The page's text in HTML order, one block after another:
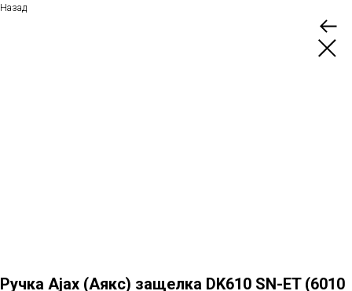
Назад
Ручка Ajax (Аякс) защелка DK610 SN-ET (6010